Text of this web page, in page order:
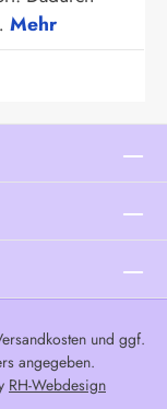
Mehr
und ggf.
angegeben.
RH-Webdesign